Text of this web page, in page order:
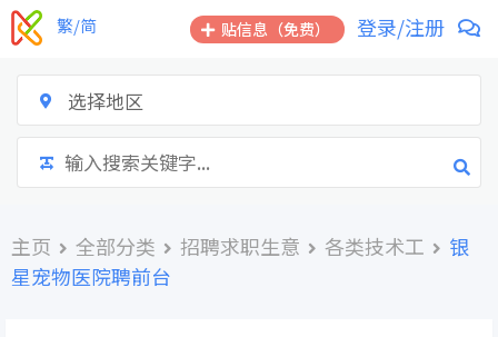
跳
到
贴信息（免费） 登录/注册
繁/简
选择地区
主页 全部分类 招聘求职生意 各类技术工
银
星宠物医院聘前台